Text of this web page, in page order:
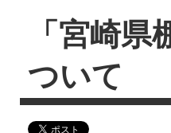
「宮崎
ついて